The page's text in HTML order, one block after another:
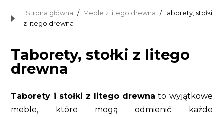
Strona główna / Meble z litego drewna / Taborety, stołki
z litego drewna
Taborety, stołki z litego
drewna
Taborety i stołki z litego drewna to wyjątkowe
meble, które mogą odmienić każde